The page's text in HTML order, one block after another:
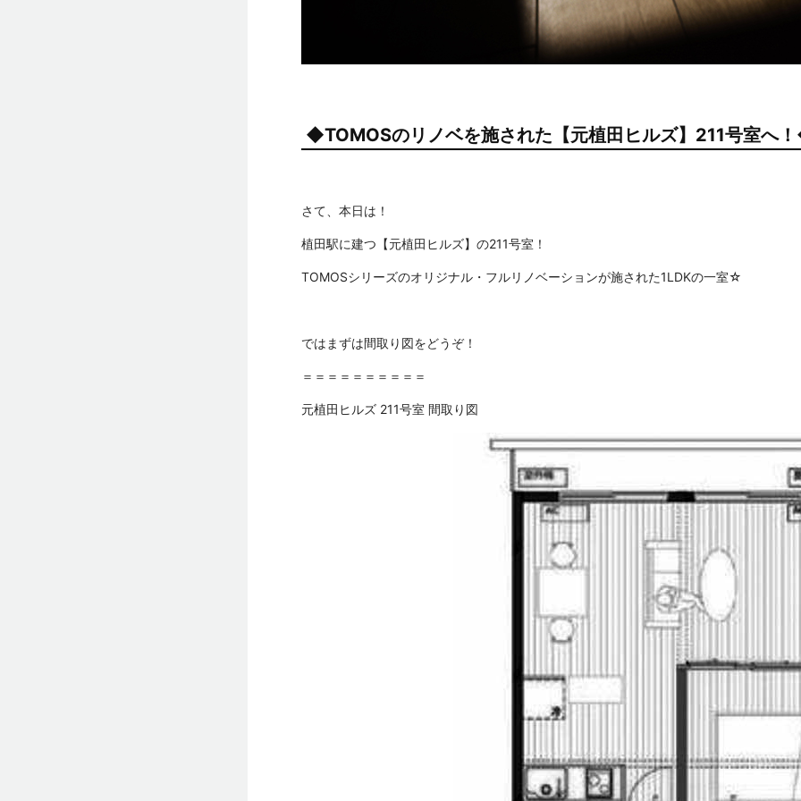
◆TOMOSのリノベを施された【元植田ヒルズ】211号室へ
さて、本日は！
植田駅に建つ【元植田ヒルズ】の211号室！
TOMOSシリーズのオリジナル・フルリノベーションが施された1LDKの一室☆
ではまずは間取り図をどうぞ！
＝＝＝＝＝＝＝＝＝＝
元植田ヒルズ 211号室 間取り図